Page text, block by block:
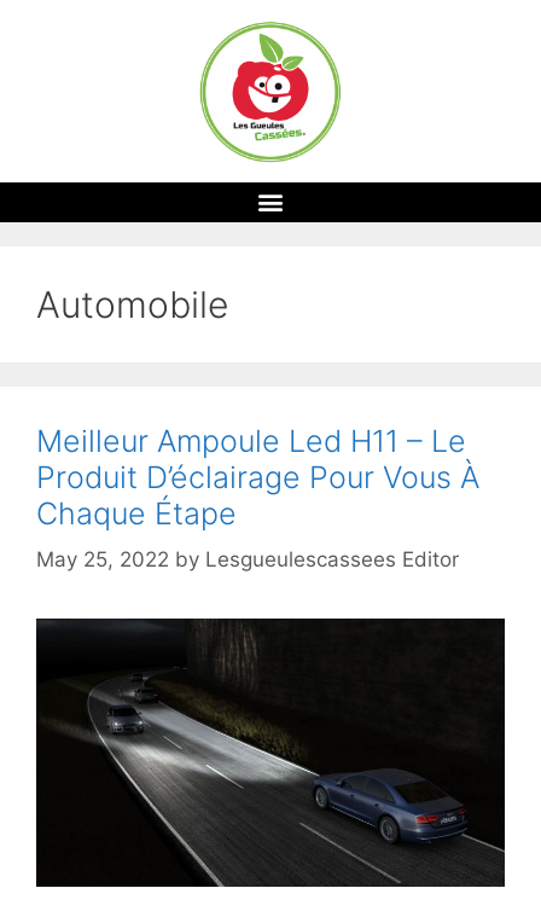
Automobile
Meilleur Ampoule Led H11 – Le
Produit D’éclairage Pour Vous À
Chaque Étape
May 25, 2022 by Lesgueulescassees Editor